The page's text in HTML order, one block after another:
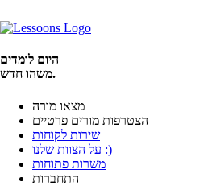
היום לומדים
משהו חדש.
מצאו מורה
הצטרפות מורים פרטיים
שירות לקוחות
על הצוות שלנו :)
משרות פתוחות
התחברות